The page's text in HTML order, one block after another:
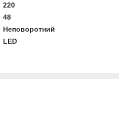
220
48
Неповоротний
LED